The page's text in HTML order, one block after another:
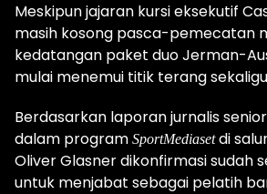
Meskipun jajaran kursi eksekutif
masih kosong pasca-pemecatan
kedatangan paket duo Jerman-
mulai menemui titik terang
Berdasarkan laporan jurnalis
dalam program SportMediasetdi
Oliver Glasner dikonfirmasi sudah
untuk menjabat sebagai pelatih